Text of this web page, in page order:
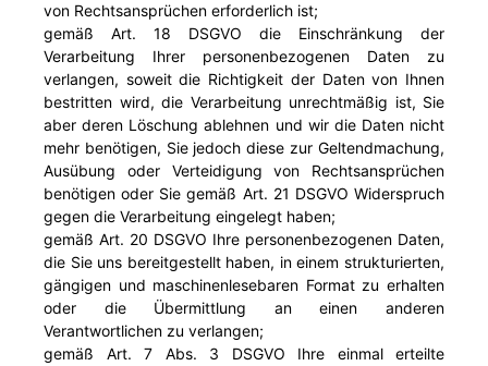
von Rechtsansprüchen erforderlich ist;
gemäß Art. 18 DSGVO die Einschränkung der
Verarbeitung Ihrer personenbezogenen Daten zu
verlangen, soweit die Richtigkeit der Daten von Ihnen
bestritten wird, die Verarbeitung unrechtmäßig ist, Sie
aber deren Löschung ablehnen und wir die Daten nicht
mehr benötigen, Sie jedoch diese zur Geltendmachung,
Ausübung oder Verteidigung von Rechtsansprüchen
benötigen oder Sie gemäß Art. 21 DSGVO Widerspruch
gegen die Verarbeitung eingelegt haben;
gemäß Art. 20 DSGVO Ihre personenbezogenen Daten,
die Sie uns bereitgestellt haben, in einem strukturierten,
gängigen und maschinenlesebaren Format zu erhalten
oder die Übermittlung an einen anderen
Verantwortlichen zu verlangen;
gemäß Art. 7 Abs. 3 DSGVO Ihre einmal erteilte